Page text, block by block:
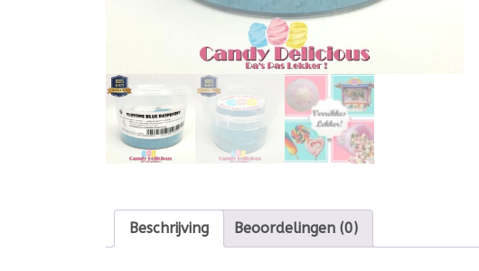
Beschrijving Beoordelingen (0)